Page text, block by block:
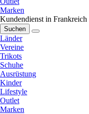
Marken
Kundendienst in Frankreich
Suchen
Länder
Vereine
Trikots
Schuhe
Ausrüstung
Kinder
Lifestyle
Outlet
Marken